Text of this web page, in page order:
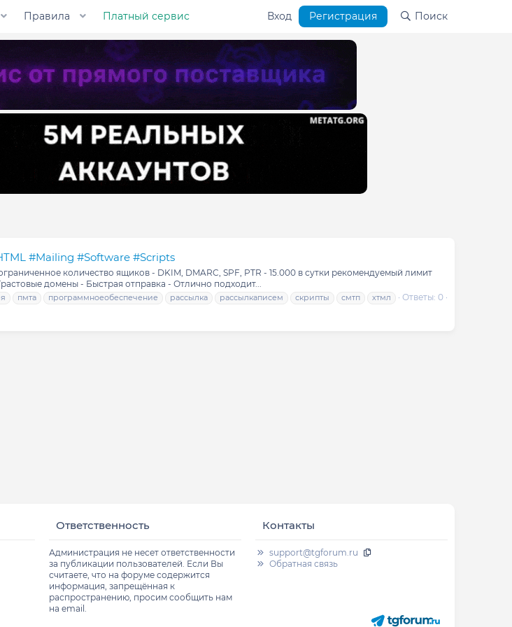
Правила Платный сервис Вход Регистрация Поиск
#Mailing #Software #Scripts
количество ящиков - DKIM, DMARC, SPF, PTR - 15.000 в сутки рекомендуемый лимит
домены - Быстрая отправка - Отлично подходит...
пмта программноеобеспечение рассылка рассылкаписем скрипты смтп хтмл
Ответы: 0
Ответственность
Администрация не несет ответственности
за публикации пользователей. Если Вы
считаете, что на форуме содержится
информация, запрещённая к
распространению, просим сообщить нам
на email.
Контакты
support@tgforum.ru
Обратная связь